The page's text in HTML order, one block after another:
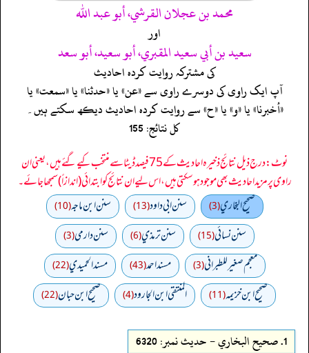
محمد بن عجلان القرشي، أبو عبد الله
اور
سعيد بن أبي سعيد المقبري، أبو سعيد، أبو سعد
کی مشترکہ روایت کردہ احادیث
آپ ایک راوی کی دوسرے راوی سے «عن» یا «حدثنا» یا «سمعت» یا
«أخبرنا» یا «و» یا «ح» سے روایت کردہ احادیث دیکھ سکتے ہیں۔
کل نتائج: 155
نوٹ: درج ذیل نتائج ذخیرہ احادیث کے 75 فیصد ڈیٹا سے منتخب کیے گئے ہیں، یعنی ان
راوی پر مزید احادیث بھی موجود ہو سکتی ہیں، اس لیے ان نتائج کو ابتدائی (اندازاً) سمجھا جائے۔
صحيح البخاري(3) سنن ابي داود(13) سنن ابن ماجه(10)
سنن نسائي(15) سنن ترمذي(6) سنن دارمي(3)
معجم صغير للطبراني(3) مسند احمد(43) مسند الحميدي(22)
صحيح ابن خزيمه(11) المنتقى ابن الجارود(4) صحیح ابن حبان(22)
1. صحيح البخاري - حدیث نمبر: 6320